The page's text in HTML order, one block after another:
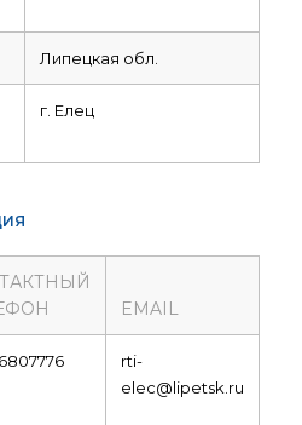
Липецкая обл.
г. Елец
EMAIL
rti-
elec@lipetsk.ru